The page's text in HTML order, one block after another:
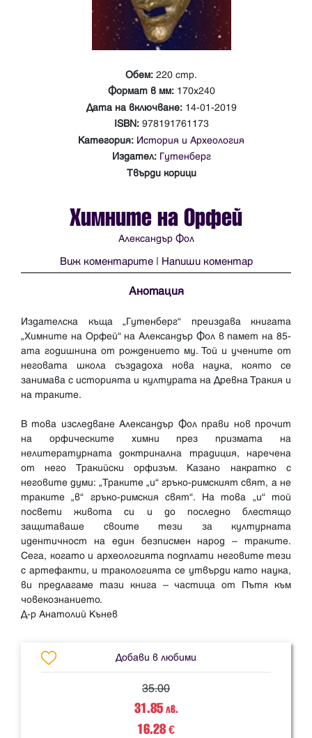
Обем: 220 стр.
Формат в мм: 170х240
Дата на включване: 14-01-2019
ISBN: 978191761173
Категория: История и Археология
Издател: Гутенберг
Твърди корици
Химните на Орфей
Александър Фол
Виж коментарите | Напиши коментар
Анотация
Издателска къща „Гутенберг“ преиздава книгата
„Химните на Орфей“ на Александър Фол в памет на 85-
ата годишнина от рождението му. Той и учените от
неговата школа създадоха нова наука, която се
занимава с историята и културата на Древна Тракия и
на траките.
В това изследване Александър Фол прави нов прочит
на орфическите химни през призмата на
нелитературната доктринална традиция, наречена
от него Тракийски орфизъм. Казано накратко с
неговите думи: „Траките „и“ гръко-римският свят, а не
траките „в“ гръко-римския свят“. На това „и“ той
посвети живота си и до последно блестящо
защитаваше своите тези за културната
идентичност на един безписмен народ – траките.
Сега, когато и археологията подплати неговите тези
с артефакти, и тракологията се утвърди като наука,
ви предлагаме тази книга – частица от Пътя към
човекознанието.
Добави в любими
35.00
31.85лв.
16.28 €